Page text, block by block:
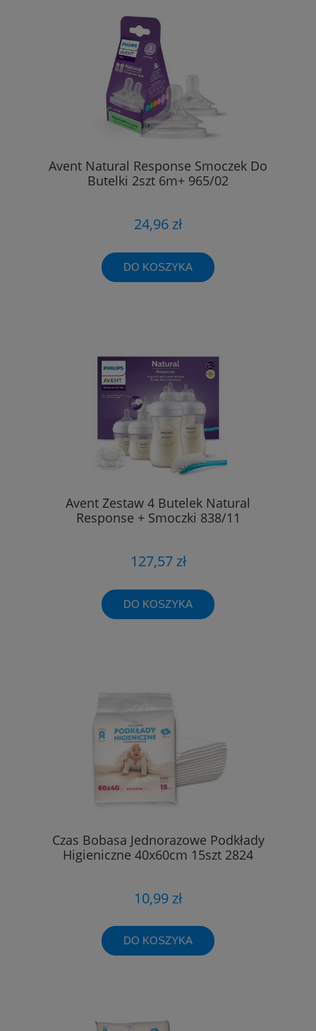
Avent Natural Response Smoczek Do
Butelki 2szt 6m+ 965/02
24,96 zł
DO KOSZYKA
Avent Zestaw 4 Butelek Natural
Response + Smoczki 838/11
127,57 zł
DO KOSZYKA
Czas Bobasa Jednorazowe Podkłady
Higieniczne 40x60cm 15szt 2824
10,99 zł
DO KOSZYKA